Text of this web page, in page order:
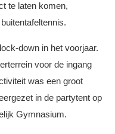
te laten komen,
down in het voorjaar.
voor de ingang
was een groot
in de partytent op
Gymnasium.